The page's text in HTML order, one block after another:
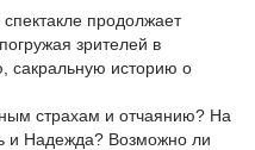
продолжает
зрителей в
сакральную историю о
страхам и отчаянию? На
и Надежда? Возможно ли